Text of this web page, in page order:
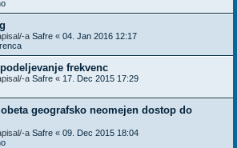
a Safre « 04. Jan 2016 12:17
frekvenc
a Safre « 17. Dec 2015 17:29
geografsko neomejen dostop do
a Safre « 09. Dec 2015 18:04